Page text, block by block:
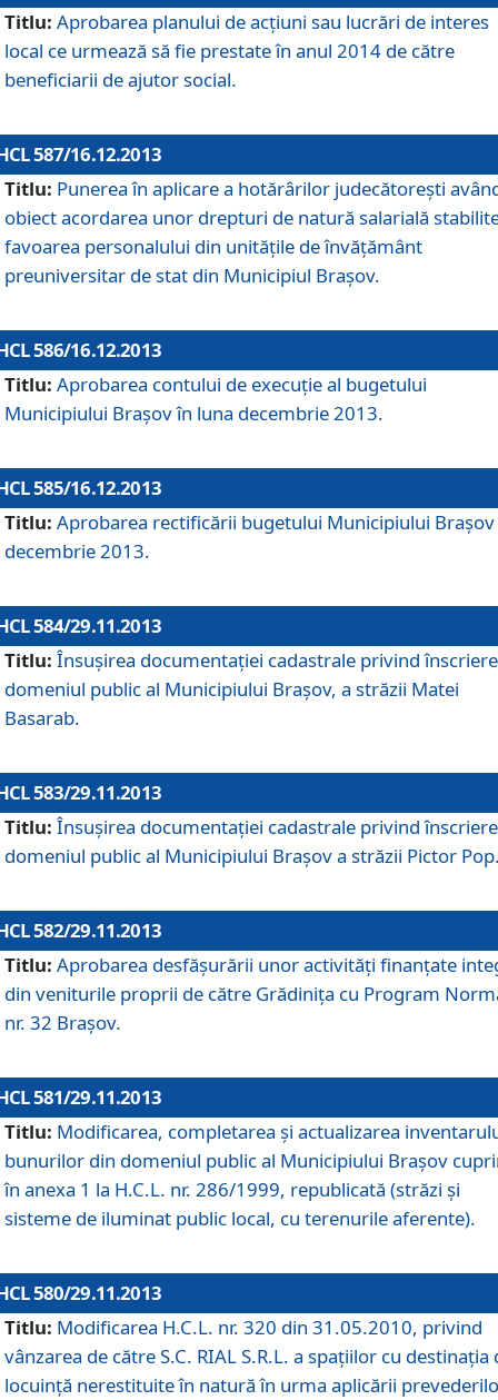
Titlu: Aprobarea planului de acţiuni sau lucrări de interes
local ce urmează să fie prestate în anul 2014 de către
beneficiarii de ajutor social.
587/16.12.2013
Titlu: Punerea în aplicare a hotărârilor judecătoreşti
obiect acordarea unor drepturi de natură salarială
favoarea personalului din unităţile de învăţământ
preuniversitar de stat din Municipiul Braşov.
586/16.12.2013
Titlu: Aprobarea contului de execuţie al bugetului
Municipiului Braşov în luna decembrie 2013.
585/16.12.2013
Titlu: Aprobarea rectificării bugetului Municipiului Braşov
decembrie 2013.
584/29.11.2013
Titlu: Însuşirea documentaţiei cadastrale privind
domeniul public al Municipiului Braşov, a străzii Matei
Basarab.
583/29.11.2013
Titlu: Însuşirea documentaţiei cadastrale privind
domeniul public al Municipiului Braşov a străzii Pictor
582/29.11.2013
Titlu: Aprobarea desfăşurării unor activităţi finanţate
din veniturile proprii de către Grădiniţa cu Program
nr. 32 Braşov.
581/29.11.2013
Titlu: Modificarea, completarea şi actualizarea
bunurilor din domeniul public al Municipiului Braşov
în anexa 1 la H.C.L. nr. 286/1999, republicată (străzi şi
sisteme de iluminat public local, cu terenurile aferente).
580/29.11.2013
Titlu: Modificarea H.C.L. nr. 320 din 31.05.2010, privind
vânzarea de către S.C. RIAL S.R.L. a spaţiilor cu destinaţia
locuinţă nerestituite în natură în urma aplicării